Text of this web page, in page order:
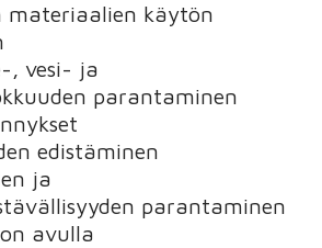
materiaalien käytön
, vesi- ja
parantaminen
edistäminen
ja
parantaminen
avulla